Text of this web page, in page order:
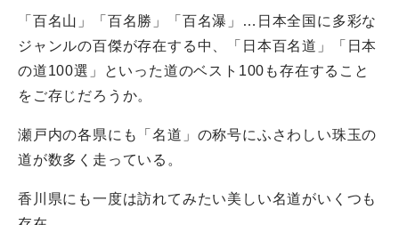
「百名山」「百名勝」「百名瀑」…日本全国に多彩な
ジャンルの百傑が存在する中、「日本百名道」「日本
の道100選」といった道のベスト100も存在すること
をご存じだろうか。
瀬戸内の各県にも「名道」の称号にふさわしい珠玉の
道が数多く走っている。
香川県にも一度は訪れてみたい美しい名道がいくつも